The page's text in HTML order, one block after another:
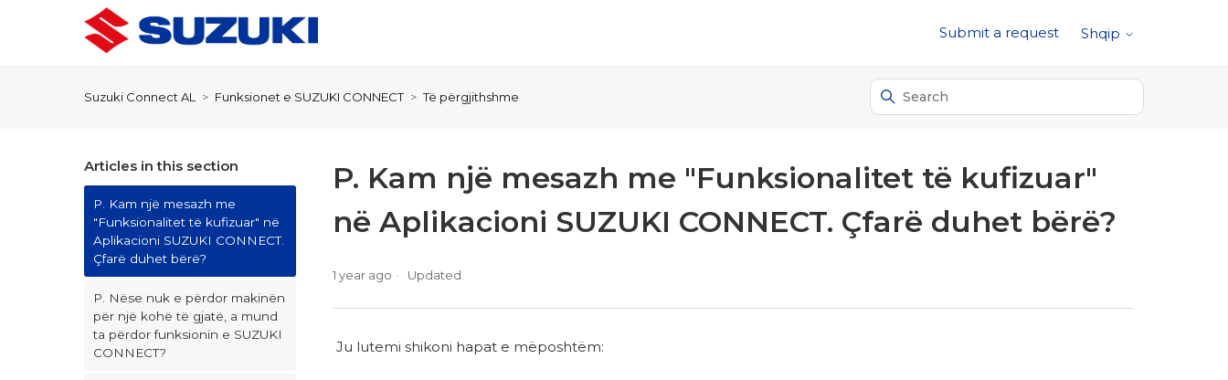
Submit a request Shqip
Suzuki Connect AL Funksionet e SUZUKI CONNECT Të përgjithshme
Articles in this section
P. Kam një mesazh me
"Funksionalitet të kufizuar" në
Aplikacioni SUZUKI CONNECT.
Çfarë duhet bërë?
P. Nëse nuk e përdor makinën
për një kohë të gjatë, a mund
ta përdor funksionin e SUZUKI
CONNECT?
P. Kam një mesazh me "Funksionalitet të kufizuar"
në Aplikacioni SUZUKI CONNECT. Çfarë duhet bërë?
1 year ago Updated
Ju lutemi shikoni hapat e mëposhtëm: